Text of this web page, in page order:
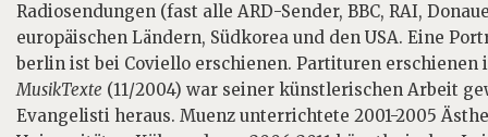
Radiosendungen (fast alle ARD-Sender, BBC, RAI,
europäischen Ländern, Südkorea und den USA. Eine
berlin ist bei Coviello erschienen. Partituren erschienen
MusikTexte (11/2004) war seiner künstlerischen Arbeit
Evangelisti heraus. Muenz unterrichtete 2001-2005